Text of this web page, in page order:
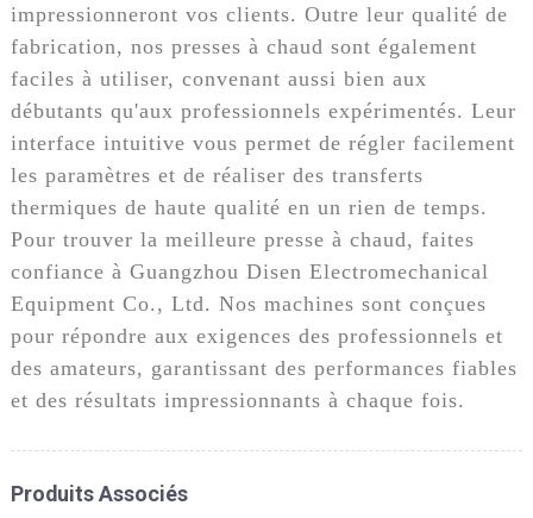
impressionneront vos clients. Outre leur qualité de
fabrication, nos presses à chaud sont également
faciles à utiliser, convenant aussi bien aux
débutants qu'aux professionnels expérimentés. Leur
interface intuitive vous permet de régler facilement
les paramètres et de réaliser des transferts
thermiques de haute qualité en un rien de temps.
Pour trouver la meilleure presse à chaud, faites
confiance à Guangzhou Disen Electromechanical
Equipment Co., Ltd. Nos machines sont conçues
pour répondre aux exigences des professionnels et
des amateurs, garantissant des performances fiables
et des résultats impressionnants à chaque fois.
Produits Associés